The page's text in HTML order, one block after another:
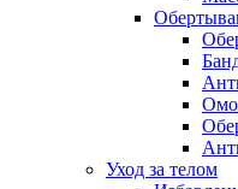
Уход за телом